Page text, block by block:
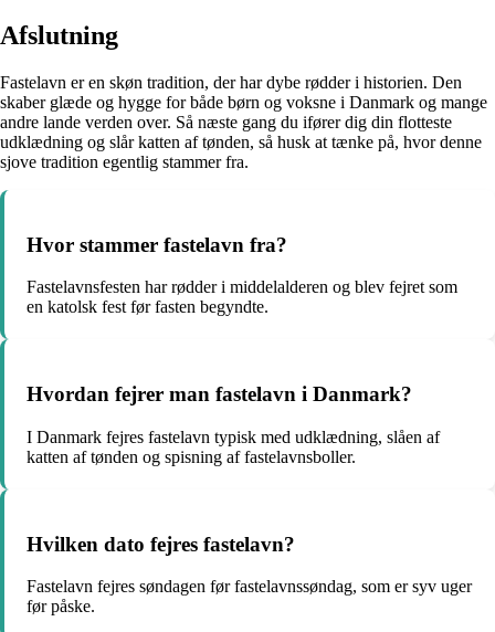
Afslutning
Fastelavn er en skøn tradition, der har dybe rødder i historien. Den
skaber glæde og hygge for både børn og voksne i Danmark og mange
andre lande verden over. Så næste gang du ifører dig din flotteste
udklædning og slår katten af tønden, så husk at tænke på, hvor denne
sjove tradition egentlig stammer fra.
Hvor stammer fastelavn fra?
Fastelavnsfesten har rødder i middelalderen og blev fejret som
en katolsk fest før fasten begyndte.
Hvordan fejrer man fastelavn i Danmark?
I Danmark fejres fastelavn typisk med udklædning, slåen af
katten af tønden og spisning af fastelavnsboller.
Hvilken dato fejres fastelavn?
Fastelavn fejres søndagen før fastelavnssøndag, som er syv uger
før påske.